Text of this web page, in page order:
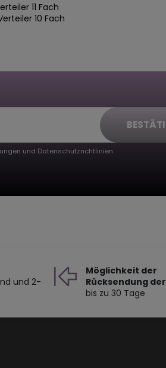
11 Fach
10 Fach
und Datenschutzrichtlinien
und 2-
Möglichkeit der
Rücksendung
bis zu 30 Tage